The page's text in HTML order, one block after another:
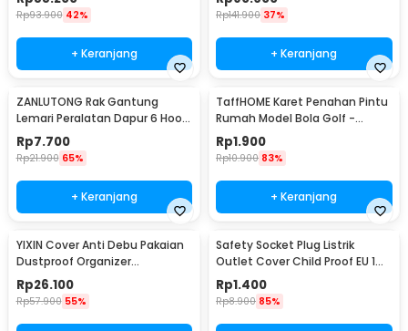
Rp93.900 42%
+ Keranjang
Rp141.900 37%
+ Keranjang
ZANLUTONG Rak Gantung
Lemari Peralatan Dapur 6 Hook
Besi - 2137
Rp7.700
Rp21.900 65%
+ Keranjang
TaffHOME Karet Penahan Pintu
Rumah Model Bola Golf -
HDS209
Rp1.900
Rp10.900 83%
+ Keranjang
YIXIN Cover Anti Debu Pakaian
Dustproof Organizer
60x30x110cm - PEVA
Rp26.100
Rp57.900 55%
Safety Socket Plug Listrik
Outlet Cover Child Proof EU 1
PCS
Rp1.400
Rp8.900 85%